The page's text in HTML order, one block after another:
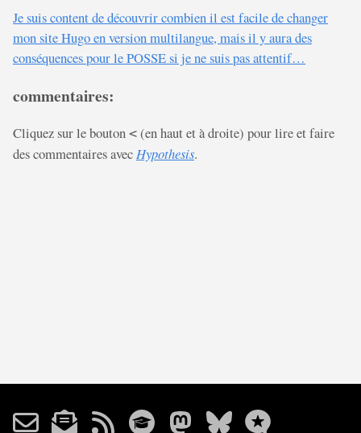
Je suis content de découvrir combien il est facile de changer
mon site Hugo en version multilangue, mais il y aura des
conséquences pour le POSSE si je ne suis pas attentif…
commentaires:
Cliquez sur le bouton < (en haut et à droite) pour lire et faire
des commentaires avec Hypothesis.